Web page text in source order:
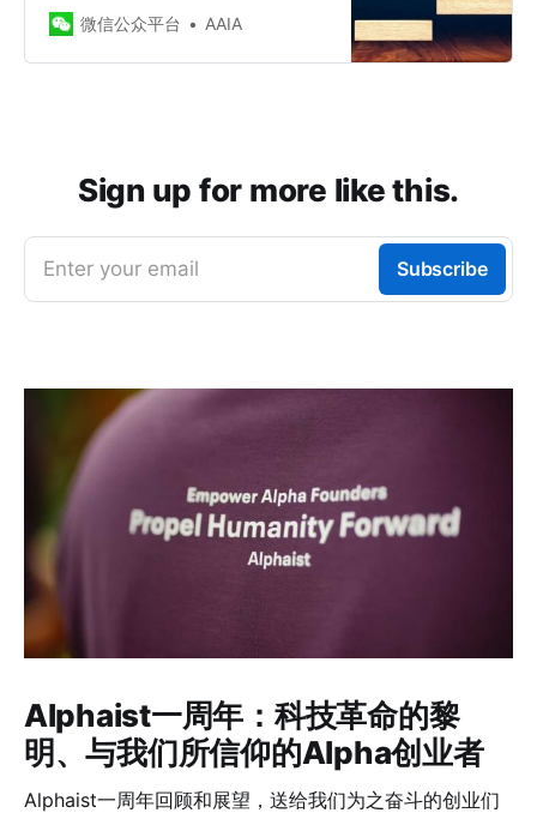
微信公众平台
AAIA
Sign up for more like this.
Enter your email Subscribe
Alphaist一周年：科技革命的黎
明、与我们所信仰的Alpha创业者
Alphaist一周年回顾和展望，送给我们为之奋斗的创业们